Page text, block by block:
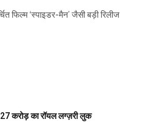
फिल्म ‘स्पाइडर-मैन’ जैसी बड़ी रिलीज
₹27 करोड़ का रॉयल लग्ज़री लुक